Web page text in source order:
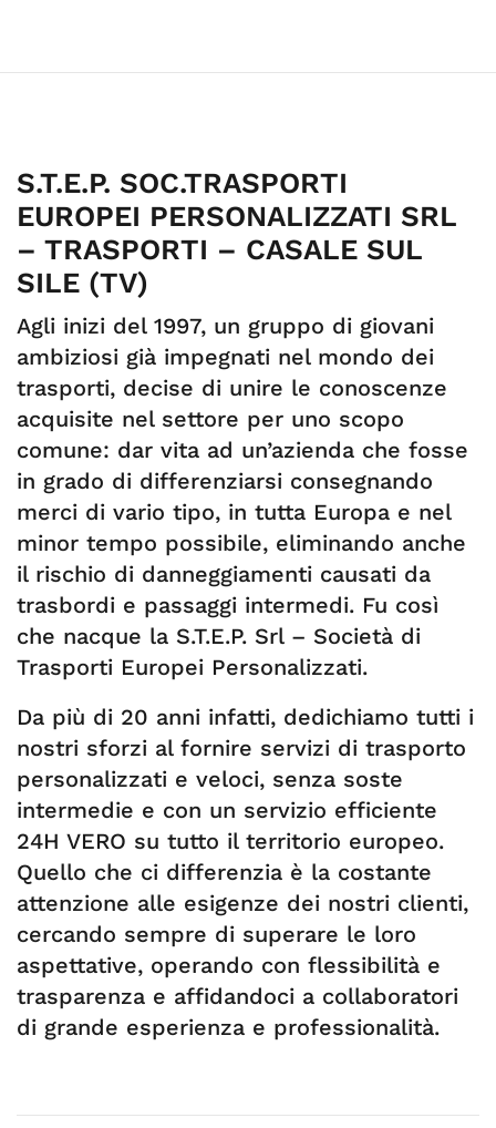
S.T.E.P. SOC.TRASPORTI
EUROPEI PERSONALIZZATI SRL
– TRASPORTI – CASALE SUL
SILE (TV)
Agli inizi del 1997, un gruppo di giovani
ambiziosi già impegnati nel mondo dei
trasporti, decise di unire le conoscenze
acquisite nel settore per uno scopo
comune: dar vita ad un’azienda che fosse
in grado di differenziarsi consegnando
merci di vario tipo, in tutta Europa e nel
minor tempo possibile, eliminando anche
il rischio di danneggiamenti causati da
trasbordi e passaggi intermedi. Fu così
che nacque la S.T.E.P. Srl – Società di
Trasporti Europei Personalizzati.
Da più di 20 anni infatti, dedichiamo tutti i
nostri sforzi al fornire servizi di trasporto
personalizzati e veloci, senza soste
intermedie e con un servizio efficiente
24H VERO su tutto il territorio europeo.
Quello che ci differenzia è la costante
attenzione alle esigenze dei nostri clienti,
cercando sempre di superare le loro
aspettative, operando con flessibilità e
trasparenza e affidandoci a collaboratori
di grande esperienza e professionalità.